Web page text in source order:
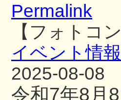
Permalink
【フォトコ
イベント情報
2025-08-08
令和7年8月